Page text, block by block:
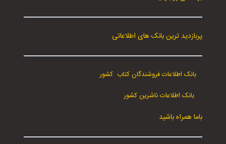
پربازدید ترین بانک های اطلاعاتی
بانک اطلاعات فروشندگان کتاب کشور
بانک اطلاعات ناشرین کشور
باما همراه باشید